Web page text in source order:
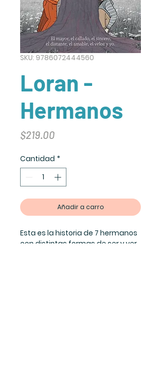
SKU: 9786072444560
Loran -
Hermanos
$219.00
Cantidad *
Añadir a carro
Esta es la historia de 7 hermanos
con distintas formas de ser y ver